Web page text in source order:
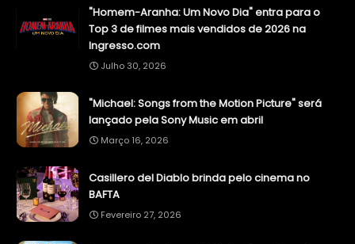
"Homem-Aranha: Um Novo Dia" entra para o
Top 3 de filmes mais vendidos de 2026 na
Ingresso.com
Julho 30, 2026
"Michael: Songs from the Motion Picture" será
lançado pela Sony Music em abril
Março 16, 2026
Casillero del Diablo brinda pelo cinema no
BAFTA
Fevereiro 27, 2026